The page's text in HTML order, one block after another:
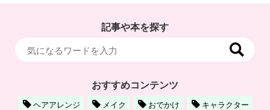
記事や本を探す
おすすめコンテンツ
ヘアアレンジ メイク おでかけ
キャラクター